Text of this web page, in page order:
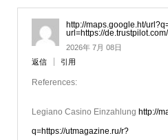
http://maps.google.ht/
url=https://
2026年 7月 08日
返信
引用
References:
Legiano Casino Einzahlung http://
q=https://utmagazine.ru/r?